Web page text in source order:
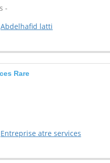
-
Abdelhafid latti
Rare
Entreprise atre services